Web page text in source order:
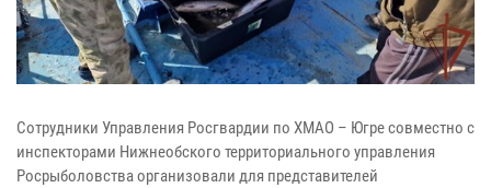
Сотрудники Управления Росгвардии по ХМАО – Югре совместно с
инспекторами Нижнеобского территориального управления
Росрыболовства организовали для представителей